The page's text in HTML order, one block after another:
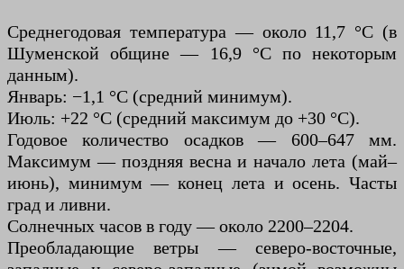
Среднегодовая температура — около 11,7 °C (в
Шуменской общине — 16,9 °C по некоторым
данным).
Январь: −1,1 °C (средний минимум).
Июль: +22 °C (средний максимум до +30 °C).
Годовое количество осадков — 600–647 мм.
Максимум — поздняя весна и начало лета (май–
июнь), минимум — конец лета и осень. Часты
град и ливни.
Солнечных часов в году — около 2200–2204.
Преобладающие ветры — северо-восточные,